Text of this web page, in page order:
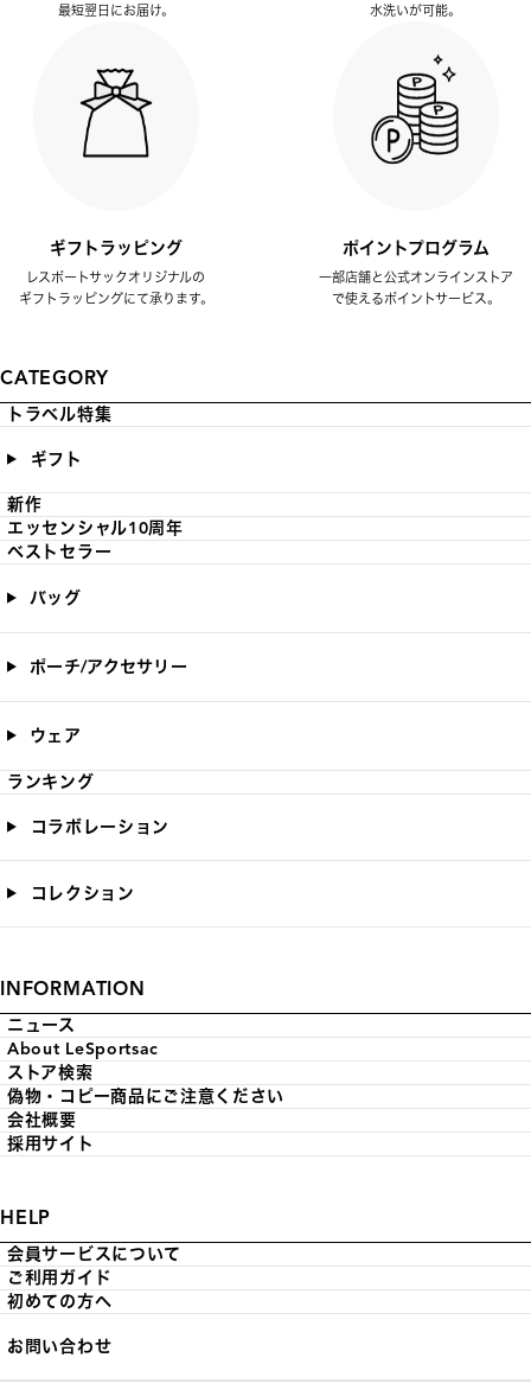
最短翌日にお届け。
水洗いが可能。
ギフトラッピング
レスポートサックオリジナルの
ギフトラッピングにて承ります。
ポイントプログラム
一部店舗と公式オンラインストア
で使えるポイントサービス。
CATEGORY
トラベル特集
ギフト
新作
エッセンシャル10周年
ベストセラー
バッグ
ポーチ/アクセサリー
ウェア
ランキング
コラボレーション
コレクション
INFORMATION
ニュース
About LeSportsac
ストア検索
偽物・コピー商品にご注意ください
会社概要
採用サイト
HELP
会員サービスについて
ご利用ガイド
初めての方へ
お問い合わせ